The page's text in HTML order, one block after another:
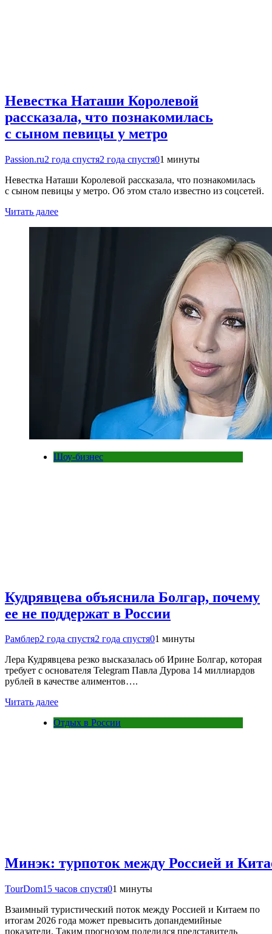
Невестка Наташи Королевой
рассказала, что познакомилась
с сыном певицы у метро
Passion.ru2 года спустя2 года спустя01 минуты
Невестка Наташи Королевой рассказала, что познакомилась
с сыном певицы у метро. Об этом стало известно из соцсетей.
Читать далее
Шоу-бизнес
Кудрявцева объяснила Болгар, почему
ее не поддержат в России
Рамблер2 года спустя2 года спустя01 минуты
Лера Кудрявцева резко высказалась об Ирине Болгар, которая
требует с основателя Telegram Павла Дурова 14 миллиардов
рублей в качестве алиментов….
Читать далее
Отдых в России
Минэк: турпоток между Россией и
TourDom15 часов спустя01 минуты
Взаимный туристический поток между Россией и Китаем по
итогам 2026 года может превысить допандемийные
показатели. Таким прогнозом поделился представитель